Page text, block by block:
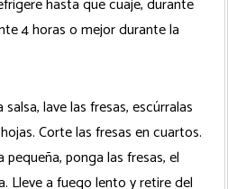
hasta que cuaje, durante
4 horas o mejor durante la
lave las fresas, escúrralas
Corte las fresas en cuartos.
pequeña, ponga las fresas, el
Lleve a fuego lento y retire del